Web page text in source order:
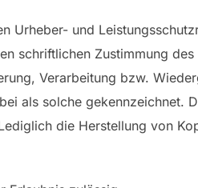
Urheber- und
schriftlichen Zustimmung
Verarbeitung bzw.
als solche gekennzeichnet.
die Herstellung von